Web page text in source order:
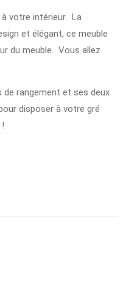
votre intérieur. La
et élégant, ce meuble
du meuble. Vous allez
de rangement et ses deux
disposer à votre gré